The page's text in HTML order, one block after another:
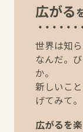
広がる
世界は知
なんだ。
か。
新しいこ
げてみて。
広がるを